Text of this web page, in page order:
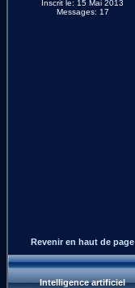
Inscrit le: 15 Mai 2013
Messages: 17
Revenir en haut de page
Intelligence artificiel